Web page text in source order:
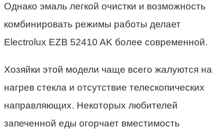
Однако эмаль легкой очистки и возможность
комбинировать режимы работы делает
Electrolux EZB 52410 AK более современной.
Хозяйки этой модели чаще всего жалуются на
нагрев стекла и отсутствие телескопических
направляющих. Некоторых любителей
запеченной еды огорчает вместимость